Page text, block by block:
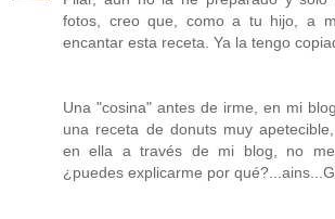
fotos, creo que, como a tu hijo, a
encantar esta receta. Ya la tengo
Una "cosina" antes de irme, en mi
una receta de donuts muy
en ella a través de mi blog, no
¿puedes explicarme por